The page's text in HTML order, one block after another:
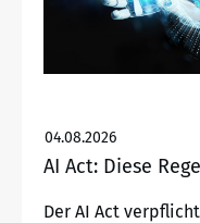
04.08.2026
AI Act: Diese
Der AI Act